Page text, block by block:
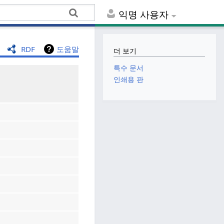
익명 사용자
RDF 도움말
더 보기
특수 문서
인쇄용 판